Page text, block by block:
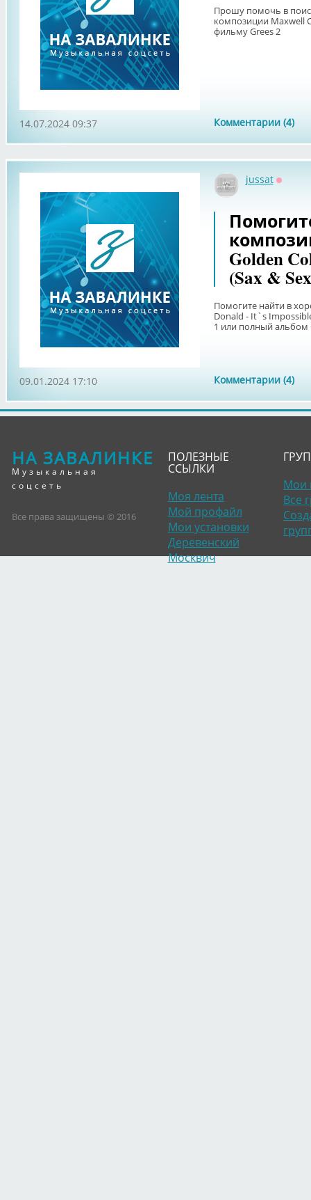
Прошу помочь в
композиции Maxwell
фильму Grees 2
Комментарии (4)
14.07.2024 09:37
jussat
Golden
(Sax &
Помогите найти в
Donald - It`s
1 или полный альбом
Комментарии (4)
09.01.2024 17:10
НА ЗАВАЛИНКЕ
Музыкальная
соцсеть
Все права защищены © 2016
ПОЛЕЗНЫЕ
ССЫЛКИ
Моя лента
Мой профайл
Мои установки
Деревенский
Москвич
Мои
Все